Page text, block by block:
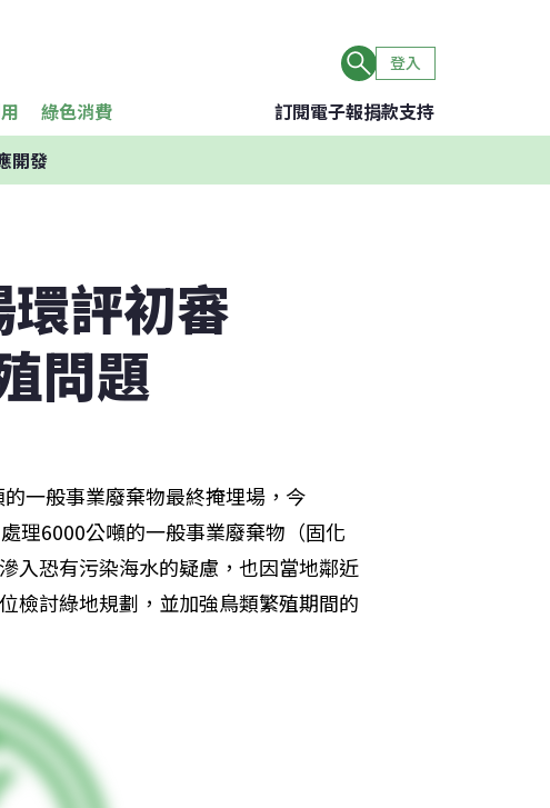
登入
綠色消費 訂閱電子報捐款支持
開發
評初審
問題
一般事業廢棄物最終掩埋場，今
理6000公噸的一般事業廢棄物（固化
入恐有污染海水的疑慮，也因當地鄰近
檢討綠地規劃，並加強鳥類繁殖期間的